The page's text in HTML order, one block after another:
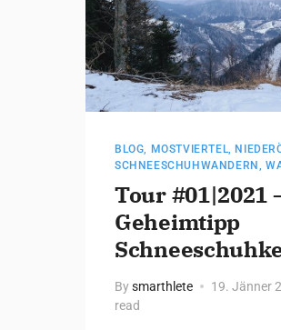
BLOG MOSTVIERTEL ,
SCHNEESCHUHWANDERN
,
Tour #01|2021
Geheimtipp
Bysmarthlete 19. Jänner
read